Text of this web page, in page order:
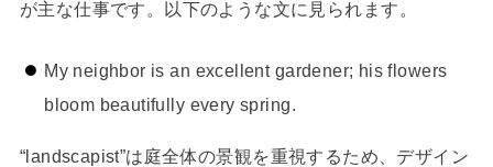
が主な仕事です。以下のような文に見られます。
My neighbor is an excellent gardener; his flowers
bloom beautifully every spring.
“landscapist”は庭全体の景観を重視するため、デザイン